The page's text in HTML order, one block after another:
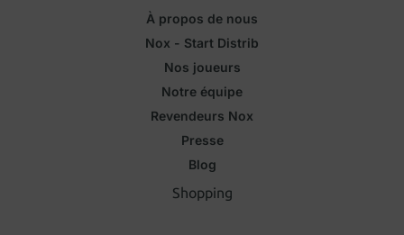
À propos de nous
Nox - Start Distrib
Nos joueurs
Notre équipe
Revendeurs Nox
Presse
Blog
Shopping